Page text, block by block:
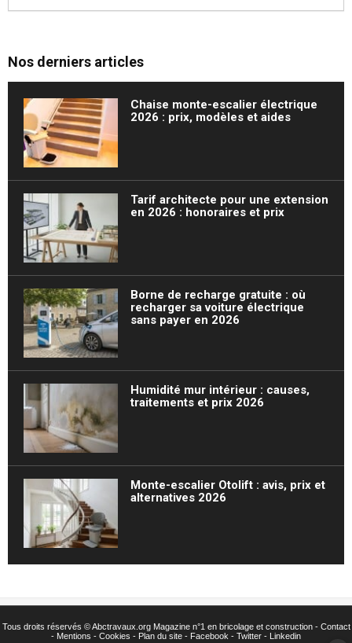
Nos derniers articles
Chaise monte-escalier électrique
2026 : prix, modèles et aides
Tarif architecte pour une extension
en 2026 : honoraires et prix
Borne de recharge gratuite : où
recharger sa voiture électrique
sans payer en 2026
Humidité mur intérieur : causes,
traitements et prix 2026
Monte-escalier Otolift : avis, prix et
alternatives 2026
Tous droits réservés ©Abctravaux.org Magazine n°1 en bricolage et construction - Contact
- Mentions - Cookies - Plan du site - Facebook - Twitter - Linkedin